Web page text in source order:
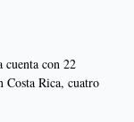
con 22
Costa Rica, cuatro